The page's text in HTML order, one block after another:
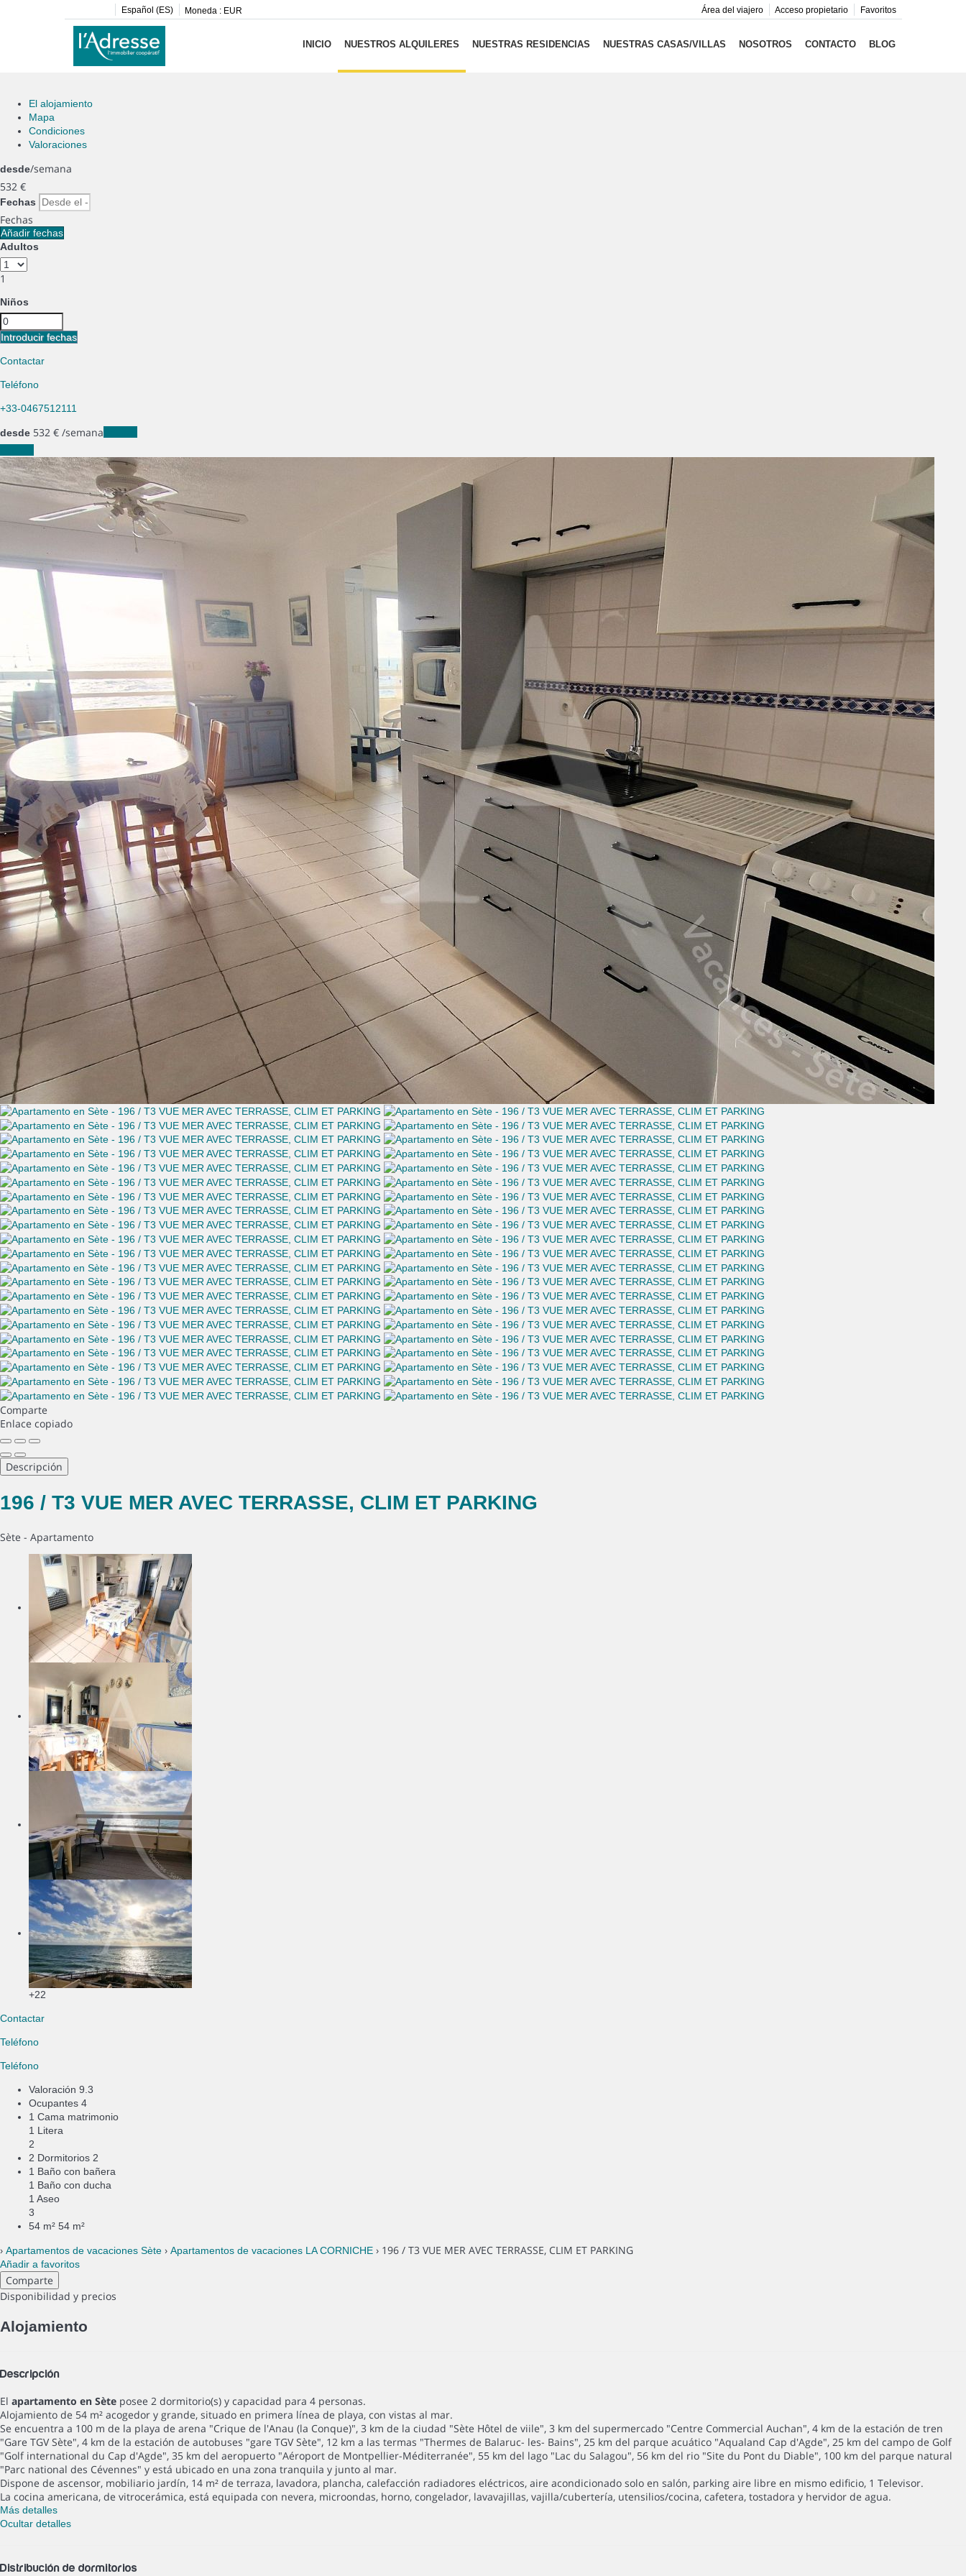
Español (ES) Moneda : EUR Favoritos
Acceso propietario
Área del viajero
INICIO NUESTROS ALQUILERES NUESTRAS RESIDENCIAS NUESTRAS CASAS/VILLAS NOSOTROS CONTACTO BLOG
El alojamiento
Mapa
Condiciones
Valoraciones
desde/semana
532 €
Fechas
Fechas
Añadir fechas
Adultos
1
Niños
Introducir fechas
Contactar
Teléfono
+33-0467512111
desde 532 € /semana
Comparte
Enlace copiado
Descripción
196 / T3 VUE MER AVEC TERRASSE, CLIM ET PARKING
Sète - Apartamento
+22
Contactar
Teléfono
Teléfono
Valoración 9.3
Ocupantes 4
1 Cama matrimonio
1 Litera
2
2 Dormitorios 2
1 Baño con bañera
1 Baño con ducha
1 Aseo
3
54 m² 54 m²
› Apartamentos de vacaciones Sète › Apartamentos de vacaciones LA CORNICHE › 196 / T3 VUE MER AVEC TERRASSE, CLIM ET PARKING
Añadir a favoritos
Comparte
Disponibilidad y precios
Alojamiento
Descripción
El apartamento en Sète posee 2 dormitorio(s) y capacidad para 4 personas.
Alojamiento de 54 m² acogedor y grande, situado en primera línea de playa, con vistas al mar.
Se encuentra a 100 m de la playa de arena "Crique de l'Anau (la Conque)", 3 km de la ciudad "Sète Hôtel de viile", 3 km del supermercado "Centre Commercial Auchan", 4 km de la estación de tren
"Gare TGV Sète", 4 km de la estación de autobuses "gare TGV Sète", 12 km a las termas "Thermes de Balaruc- les- Bains", 25 km del parque acuático "Aqualand Cap d'Agde", 25 km del campo de Golf
"Golf international du Cap d'Agde", 35 km del aeropuerto "Aéroport de Montpellier-Méditerranée", 55 km del lago "Lac du Salagou", 56 km del rio "Site du Pont du Diable", 100 km del parque natural
"Parc national des Cévennes" y está ubicado en una zona tranquila y junto al mar.
Dispone de ascensor, mobiliario jardín, 14 m² de terraza, lavadora, plancha, calefacción radiadores eléctricos, aire acondicionado solo en salón, parking aire libre en mismo edificio, 1 Televisor.
La cocina americana, de vitrocerámica, está equipada con nevera, microondas, horno, congelador, lavavajillas, vajilla/cubertería, utensilios/cocina, cafetera, tostadora y hervidor de agua.
Más detalles
Ocultar detalles
Distribución de dormitorios